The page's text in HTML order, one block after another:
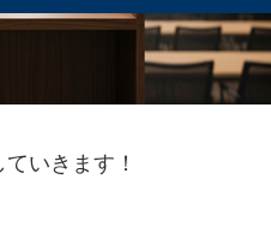
いきます！